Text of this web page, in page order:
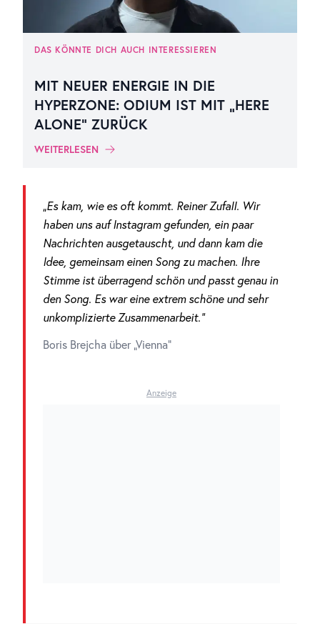
DAS KÖNNTE DICH AUCH INTERESSIEREN
MIT NEUER ENERGIE IN DIE
HYPERZONE: ODIUM IST MIT „HERE
ALONE“ ZURÜCK
WEITERLESEN
„Es kam, wie es oft kommt. Reiner Zufall. Wir
haben uns auf Instagram gefunden, ein paar
Nachrichten ausgetauscht, und dann kam die
Idee, gemeinsam einen Song zu machen. Ihre
Stimme ist überragend schön und passt genau in
den Song. Es war eine extrem schöne und sehr
unkomplizierte Zusammenarbeit.“
Boris Brejcha über „Vienna“
Anzeige